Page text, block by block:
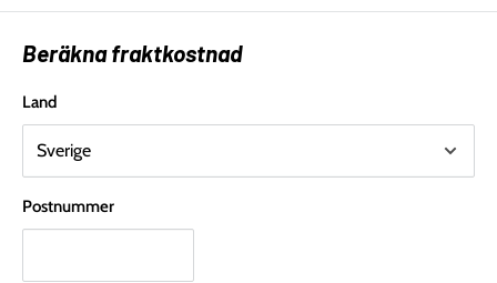
Beräkna fraktkostnad
Land
Postnummer